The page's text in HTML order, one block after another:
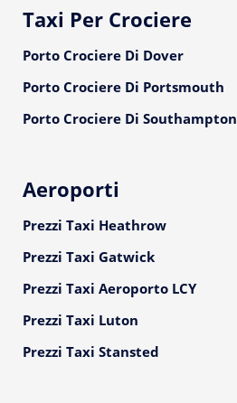
Taxi Per Crociere
Porto Crociere Di Dover
Porto Crociere Di Portsmouth
Porto Crociere Di Southampton
Aeroporti
Prezzi Taxi Heathrow
Prezzi Taxi Gatwick
Prezzi Taxi Aeroporto LCY
Prezzi Taxi Luton
Prezzi Taxi Stansted